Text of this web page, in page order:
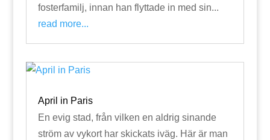
fosterfamilj, innan han flyttade in med sin...
read more...
April in Paris
En evig stad, från vilken en aldrig sinande
ström av vykort har skickats iväg. Här är man